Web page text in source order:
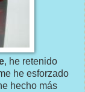
, he retenido
he esforzado
hecho más